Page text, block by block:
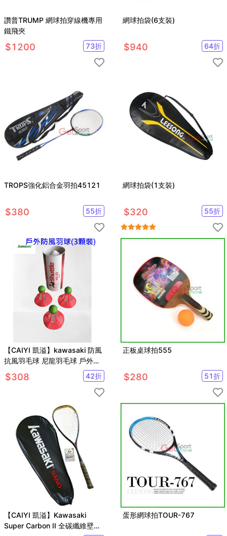
讚普TRUMP 網球拍穿線機專用
鐵飛夾
$1200 73折
網球拍袋(6支裝)
$940 64折
TROPS強化鋁合金羽拍45121
$380 55折
網球拍袋(1支裝)
$320 55折
【CAIYI 凱溢】kawasaki 防風
抗風羽毛球 尼龍羽毛球 戶外羽
毛球 3顆裝
$308 42折
正板桌球拍555
$280 51折
【CAIYI 凱溢】Kawasaki
Super Carbon II 全碳纖維壁球
蛋形網球拍TOUR-767